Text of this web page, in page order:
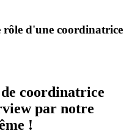
rôle d'une coordinatrice
coordinatrice
par notre
!